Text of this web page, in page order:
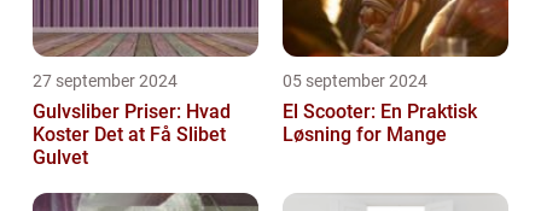
27 september 2024
Gulvsliber Priser: Hvad
Koster Det at Få Slibet
Gulvet
05 september 2024
El Scooter: En Praktisk
Løsning for Mange